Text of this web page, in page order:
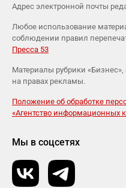
Адрес электронной почты
Любое использование
соблюдении правил
Пресса 53
Материалы рубрики
на правах рекламы.
Положение об обработке
«Агентство информационных
Мы в соцсетях